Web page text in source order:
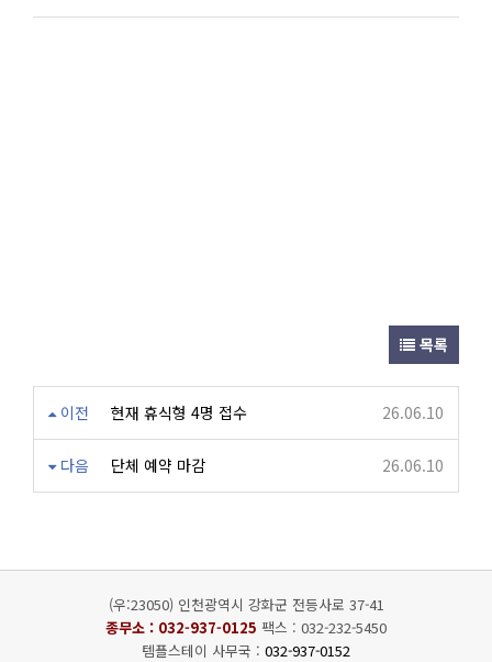
목록
이전 현재 휴식형 4명 접수 26.06.10
다음 단체 예약 마감 26.06.10
(우:23050) 인천광역시 강화군 전등사로 37-41
종무소 : 032-937-0125 팩스 : 032-232-5450
템플스테이 사무국 : 032-937-0152